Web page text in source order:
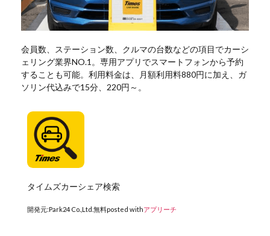
会員数、ステーション数、クルマの台数などの項目でカーシ
ェリング業界NO.1。専用アプリでスマートフォンから予約
することも可能。利用料金は、月額利用料880円に加え、ガ
ソリン代込みで15分、220円～。
タイムズカーシェア検索
開発元:Park24 Co.,Ltd. 無料posted withアプリーチ